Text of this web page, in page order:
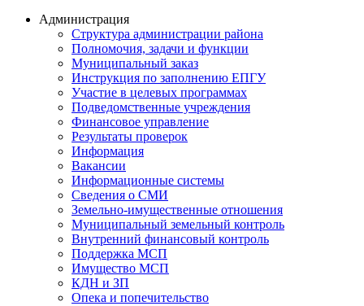
Администрация
Структура администрации района
Полномочия, задачи и функции
Муниципальный заказ
Инструкция по заполнению ЕПГУ
Участие в целевых программах
Подведомственные учреждения
Финансовое управление
Результаты проверок
Информация
Вакансии
Информационные системы
Сведения о СМИ
Земельно-имущественные отношения
Муниципальный земельный контроль
Внутренний финансовый контроль
Поддержка МСП
Имущество МСП
КДН и ЗП
Опека и попечительство